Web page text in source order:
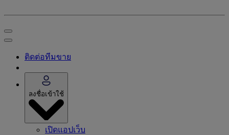
ติดต่อทีมขาย
ลงชื่อเข้าใช้
เปิดแอปเว็บ